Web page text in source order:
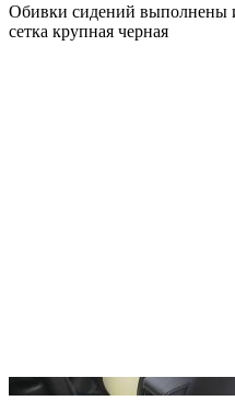
Обивки сидений выполнены
сетка крупная черная